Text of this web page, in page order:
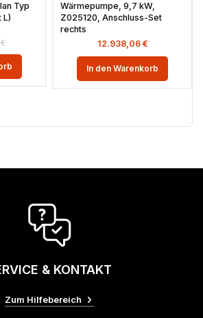
Typ
L)
€
Wärmepumpe, 9,7 kW,
Z025120, Anschluss-Set
rechts
12.938,06 €
In den Warenkorb
& KONTAKT
Zum Hilfebereich